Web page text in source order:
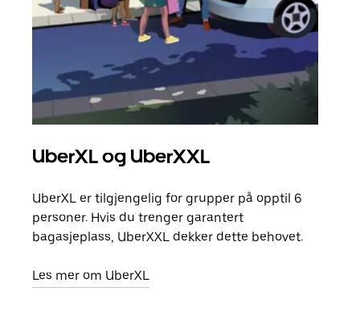
UberXL og UberXXL
UberXL er tilgjengelig for grupper på opptil 6
personer. Hvis du trenger garantert
bagasjeplass, UberXXL dekker dette behovet.
Les mer om UberXL